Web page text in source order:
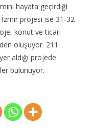
hayata geçirdiği
projesi ise 31-32
konut ve ticari
oluşuyor. 211
aldığı projede
bulunuyor.